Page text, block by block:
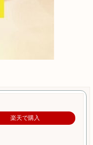
楽天で購入